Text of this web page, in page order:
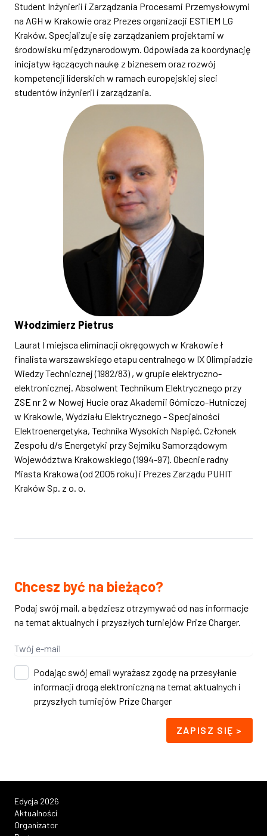
Student Inżynierii i Zarządzania Procesami Przemysłowymi
na AGH w Krakowie oraz Prezes organizacji ESTIEM LG
Kraków. Specjalizuje się zarządzaniem projektami w
środowisku międzynarodowym. Odpowiada za koordynację
inicjatyw łączących naukę z biznesem oraz rozwój
kompetencji liderskich w ramach europejskiej sieci
studentów inżynierii i zarządzania.
Włodzimierz Pietrus
Laurat I miejsca eliminacji okręgowych w Krakowie ł
finalista warszawskiego etapu centralnego w IX Olimpiadzie
Wiedzy Technicznej (1982/83) , w grupie elektryczno-
elektronicznej. Absolwent Technikum Elektrycznego przy
ZSE nr 2 w Nowej Hucie oraz Akademii Górniczo-Hutniczej
w Krakowie, Wydziału Elektrycznego - Specjalności
Elektroenergetyka, Technika Wysokich Napięć. Członek
Zespołu d/s Energetyki przy Sejmiku Samorządowym
Województwa Krakowskiego (1994-97). Obecnie radny
Miasta Krakowa (od 2005 roku) i Prezes Zarządu PUHIT
Kraków Sp. z o. o.
Chcesz być na bieżąco?
Podaj swój mail, a będziesz otrzymywać od nas informacje
na temat aktualnych i przyszłych turniejów Prize Charger.
Podając swój email wyrażasz zgodę na przesyłanie
informacji drogą elektroniczną na temat aktualnych i
przyszłych turniejów Prize Charger
ZAPISZ SIĘ >
Edycja 2026
Aktualności
Organizator